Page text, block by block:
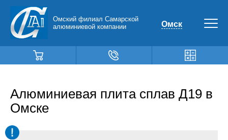
Омский филиал Самарской
алюминиевой компании
Омск
Алюминиевая плита сплав Д19 в
Омске